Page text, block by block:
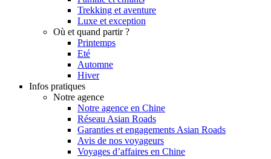
Trekking et aventure
Luxe et exception
Où et quand partir ?
Printemps
Eté
Automne
Hiver
Infos pratiques
Notre agence
Notre agence en Chine
Réseau Asian Roads
Garanties et engagements Asian Roads
Avis de nos voyageurs
Voyages d’affaires en Chine